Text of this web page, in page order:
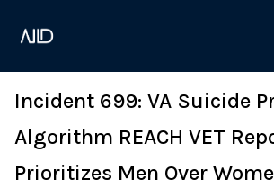
Incident 699: VA Suicide
Algorithm REACH VET
Prioritizes Men Over